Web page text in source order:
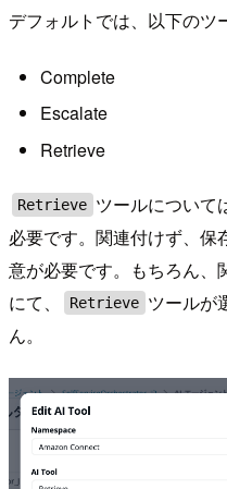
デフォルトでは、以下のツ
Complete
Escalate
Retrieve
Retrieve ツールについて
必要です。関連付けず、保
意が必要です。もちろん、
にて、
Retrieve ツールが
ん。